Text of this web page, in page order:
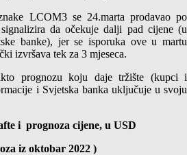
LCOM3 se 24.marta prodavao po
da očekuje dalji pad cijene (u
banke), jer se isporuka ove u martu
izvršava tek za 3 mjeseca.
prognozu koju daje tržište (kupci i
i Svjetska banka uključuje u svoju
i prognoza cijene, u USD
iz oktobar 2022 )